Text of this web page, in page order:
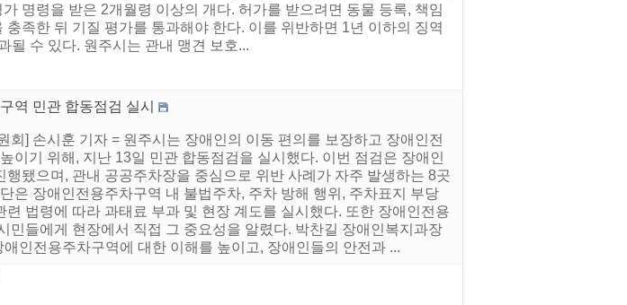
명령을 받은 2개월령 이상의 개다. 허가를 받으려면 동물 등록, 책임
충족한 뒤 기질 평가를 통과해야 한다. 이를 위반하면 1년 이하의 징역
될 수 있다. 원주시는 관내 맹견 보호...
역 민관 합동점검 실시
회] 손시훈 기자 = 원주시는 장애인의 이동 편의를 보장하고 장애인전
이기 위해, 지난 13일 민관 합동점검을 실시했다. 이번 점검은 장애인
됐으며, 관내 공공주차장을 중심으로 위반 사례가 자주 발생하는 8곳
은 장애인전용주차구역 내 불법주차, 주차 방해 행위, 주차표지 부당
련 법령에 따라 과태료 부과 및 현장 계도를 실시했다. 또한 장애인전용
민들에게 현장에서 직접 그 중요성을 알렸다. 박찬길 장애인복지과장
인전용주차구역에 대한 이해를 높이고, 장애인들의 안전과 ...